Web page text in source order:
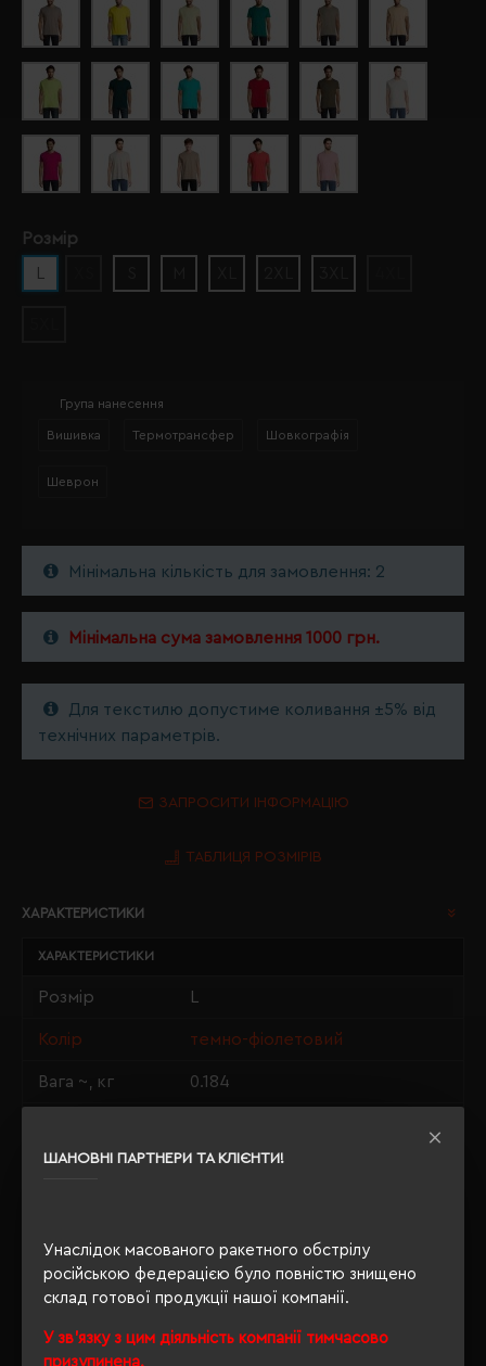
ШАНОВНІ ПАРТНЕРИ ТА КЛІЄНТИ!
Унаслідок масованого ракетного обстрілу
російською федерацією було повністю знищено
склад готової продукції нашої компанії.
У зв'язку з цим діяльність компанії тимчасово
призупинена.
Розмір
Група нанесення
Вишивка Термотрансфер Шовкографія
Шеврон
Мінімальна кількість для замовлення: 2
Мінімальна сума замовлення 1000 грн.
Для текстилю допустиме коливання ±5% від
технічних параметрів.
ЗАПРОСИТИ ІНФОРМАЦІЮ
ТАБЛИЦЯ РОЗМІРІВ
ХАРАКТЕРИСТИКИ
ХАРАКТЕРИСТИКИ
Розмір
Колір темно-фіолетовий
Вага ~, кг 0.184
Стать унісекс
Щільність 190 г/м²
Розпакування